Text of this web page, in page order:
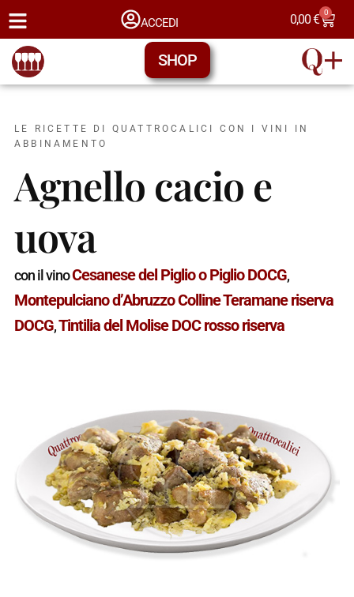
ACCEDI 0,00€ 0
SHOP
LE RICETTE DI QUATTROCALICI CON I VINI IN
ABBINAMENTO
Agnello cacio e
uova
con il vinoCesanese del Piglio o Piglio DOCG,
Montepulciano d’Abruzzo Colline Teramane riserva
DOCG,Tintilia del Molise DOC rosso riserva